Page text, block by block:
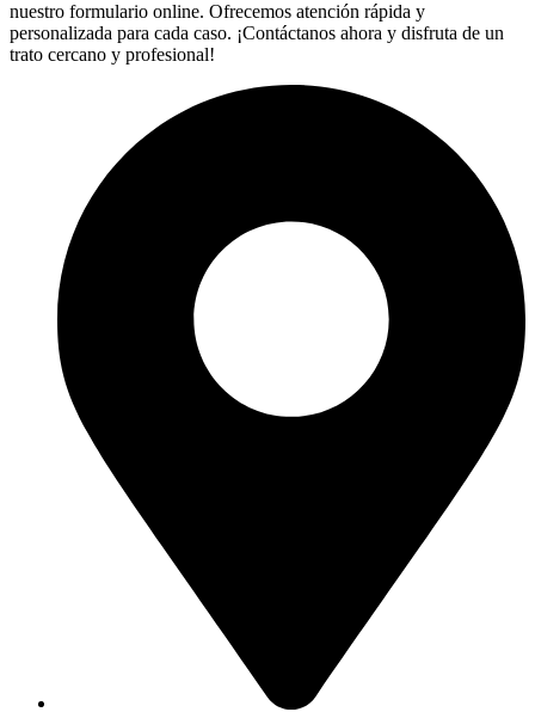
nuestro formulario online. Ofrecemos atención rápida y
personalizada para cada caso. ¡Contáctanos ahora y disfruta de un
trato cercano y profesional!